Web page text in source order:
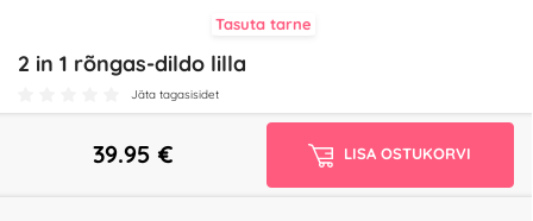
Tasuta tarne
2 in 1 rõngas-dildo lilla
Jäta tagasisidet
39.95 € LISA OSTUKORVI